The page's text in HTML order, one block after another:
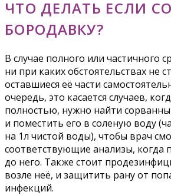
ЧТО ДЕЛАТЬ ЕСЛИ
БОРОДАВКУ?
В случае полного или частичного
ни при каких обстоятельствах не
оставшиеся её части
очередь, это касается случаев,
полностью, нужно найти
и поместить его в соленую воду
на 1л чистой воды), чтобы врач
соответствующие анализы, когда
до него. Также стоит
возле неё, и защитить рану от
инфекций.